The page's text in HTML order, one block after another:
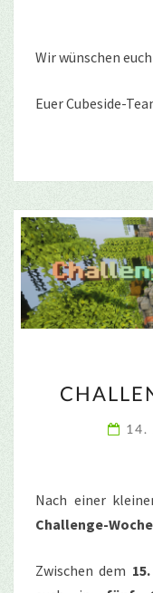
Wir wünschen
Euer Cubeside-
14.
Nach einer
Challenge-Woche
Zwischen dem